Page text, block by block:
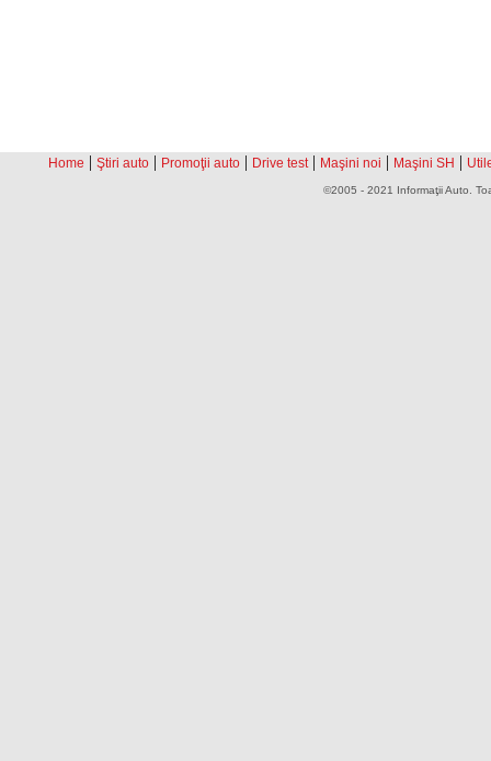
Home | Ştiri auto | Promoţii auto | Drive test | Maşini noi | Maşini SH |
©2005 - 2021 Informaţii Auto.